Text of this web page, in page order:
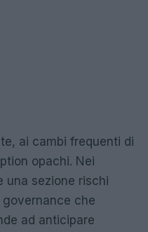
ai cambi frequenti di
opachi. Nei
una sezione rischi
che
ad anticipare